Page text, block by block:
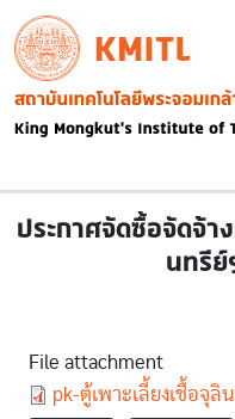
Skip to main content
KMITL
Image
ประกาศจัดซื้อจัดจ้า
นทรีย์
File attachment
Document
pk-ตู้เพาะเลี้ยงเชื้อจุลิ